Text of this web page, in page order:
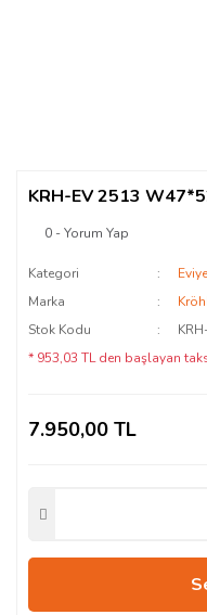
KRH-EV 2513
0 - Yorum Yap
Kategori
Marka
Stok Kodu
* 953,03 TL den başlayan
7.950,00 TL